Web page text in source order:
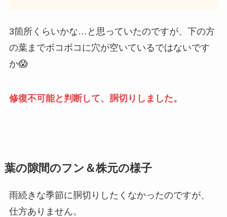
3箇所くらいかな…と思っていたのですが、下の方
の葉までボコボコに穴が空いているではないです
か😱
修復不可能と判断して、胴切りしました。
葉の隙間のフン＆株元の様子
雨続きな季節に胴切りしたくなかったのですが、
仕方ありません。